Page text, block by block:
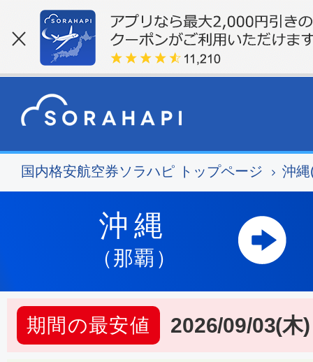
国内格安航空券ソラハピ トップページ 沖
沖縄
（那覇）
期間の最安値 2026/09/03(木)